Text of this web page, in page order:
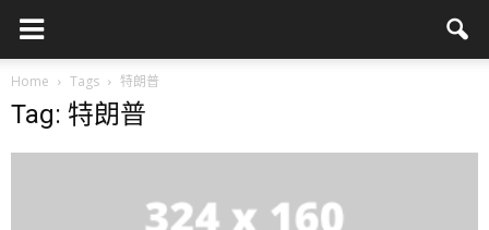
Home Tags 特朗普
Tag: 特朗普